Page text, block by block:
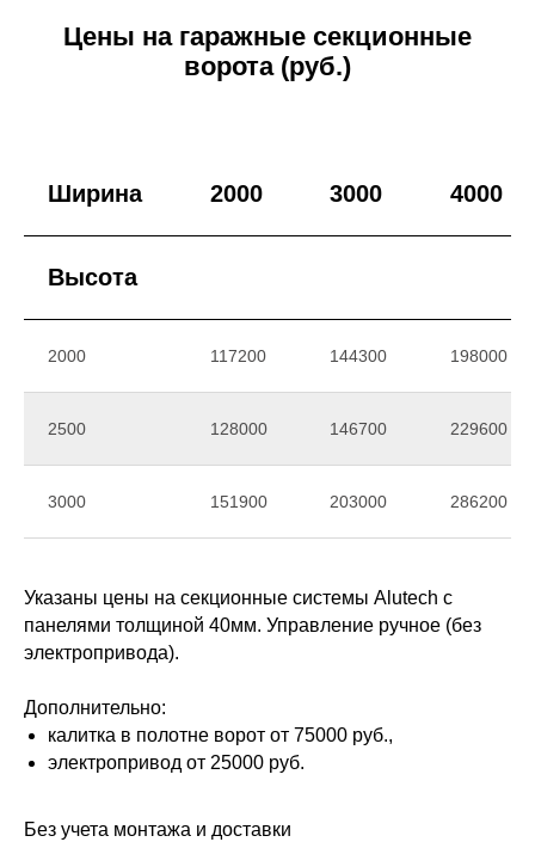
Цены на гаражные секционные
ворота (руб.)
Ширина 2000 3000 4000
Высота
2000 117200 144300 198000
2500 128000 146700 229600
3000 151900 203000 286200
Указаны цены на секционные системы Alutech с
панелями толщиной 40мм. Управление ручное (без
электропривода).
Дополнительно:
калитка в полотне ворот от 75000 руб.,
электропривод от 25000 руб.
Без учета монтажа и доставки